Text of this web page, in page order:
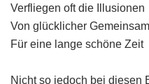
Verfliegen oft die Illusionen
Von glücklicher
Für eine lange schöne Zeit
Nicht so jedoch bei diesen